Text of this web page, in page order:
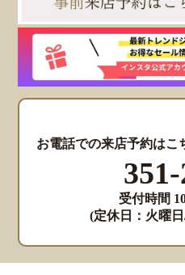
お電話での来店予約はこ
受付時間
(定休日：火曜